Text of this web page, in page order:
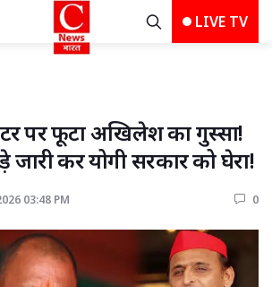
LIVE TV
पर फूटा अखिलेश का गुस्सा!
कर योगी सरकार को घेरा!
03:48 PM 0